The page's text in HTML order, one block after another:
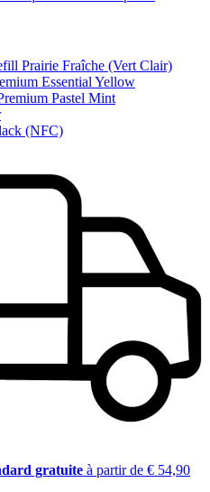
Prairie Fraîche (Vert Clair)
Essential Yellow
Pastel Mint
(NFC)
gratuite à partir de € 54,90